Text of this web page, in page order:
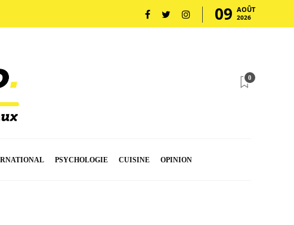
09 AOÛT
2026
0
PSYCHOLOGIE CUISINE OPINION